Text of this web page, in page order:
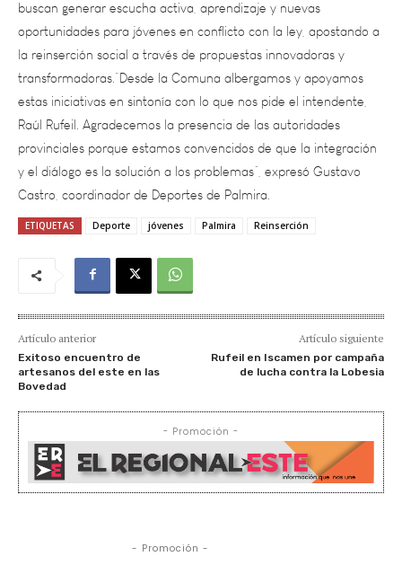
la reinserción social a través de propuestas innovadoras y
transformadoras.“Desde la Comuna albergamos y apoyamos
estas iniciativas en sintonía con lo que nos pide el intendente,
Raúl Rufeil. Agradecemos la presencia de las autoridades
provinciales porque estamos convencidos de que la integración
y el diálogo es la solución a los problemas”, expresó Gustavo
Castro, coordinador de Deportes de Palmira.
ETIQUETAS Deporte jóvenes Palmira Reinserción
Artículo anterior
Exitoso encuentro de
artesanos del este en las
Bovedad
Artículo siguiente
Rufeil en Iscamen por campaña
de lucha contra la Lobesia
- Promoción -
- Promoción -